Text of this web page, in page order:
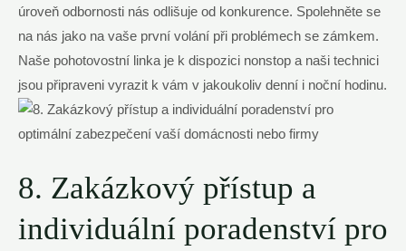
úroveň odbornosti nás odlišuje od konkurence. Spolehněte se
na nás jako na vaše první volání při problémech se zámkem.
Naše pohotovostní linka je k dispozici nonstop a naši technici
jsou připraveni vyrazit k vám v jakoukoliv denní i noční hodinu.
8. Zakázkový přístup a
individuální poradenství pro